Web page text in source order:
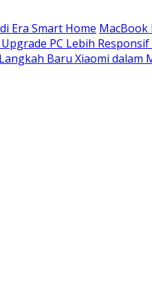
Era Smart Home MacBook
PC Lebih Responsif
Baru Xiaomi